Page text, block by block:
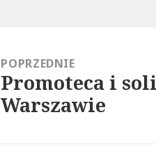
POPRZEDNIE
Poprzedni
wpis:
Promoteca i
Warszawie